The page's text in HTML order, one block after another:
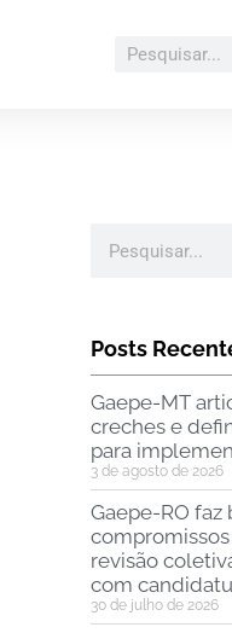
Posts
Gaepe-MT
creches e
para
3 de agosto de 2026
Gaepe-RO faz
revisão
com
30 de julho de 2026